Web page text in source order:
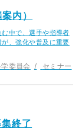
内）
中で、選手や指導者
、強化や普及に重要
委員会 セミナー
終了